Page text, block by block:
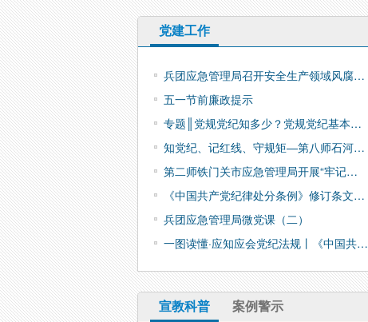
党建工作
兵团应急管理局召开安全生产领域风腐…
五一节前廉政提示
专题║党规党纪知多少？党规党纪基本…
知党纪、记红线、守规矩—第八师石河…
第二师铁门关市应急管理局开展“牢记…
《中国共产党纪律处分条例》修订条文…
兵团应急管理局微党课（二）
一图读懂·应知应会党纪法规丨《中国共…
宣教科普 案例警示